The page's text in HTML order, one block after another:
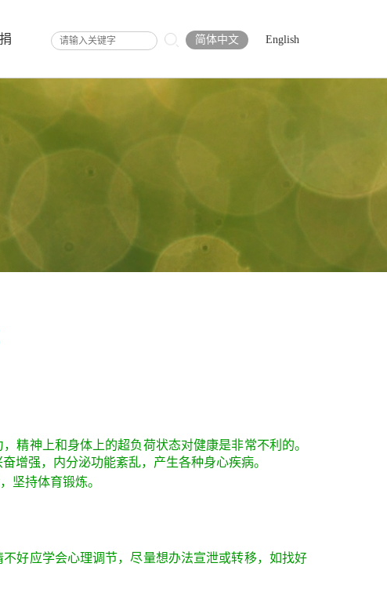
简体中文 English
精神上和身体上的超负荷状态对健康是非常不利的。
增强，内分泌功能紊乱，产生各种身心疾病。
坚持体育锻炼。
好应学会心理调节，尽量想办法宣泄或转移，如找好